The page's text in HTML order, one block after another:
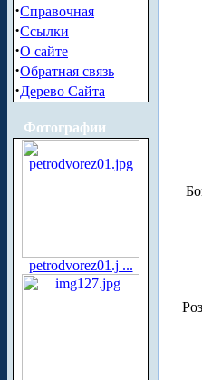
·Справочная
·Ссылки
·О сайте
·Обратная связь
·Дерево Сайта
Фотографии
petrodvorez01.j ...